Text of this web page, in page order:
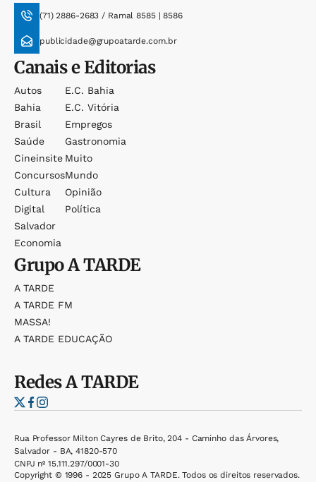
(71) 2886-2683 / Ramal 8585 | 8586
publicidade@grupoatarde.com.br
Canais e Editorias
Autos
Bahia
Brasil
Saúde
Cineinsite
Concursos
Cultura
Digital
Salvador
Economia
E.c. Bahia
E.c. Vitória
Empregos
Gastronomia
Muito
Mundo
Opinião
Política
GrupoA TARDE
A TARDE
A TARDE FM
MASSA!
A TARDE EDUCAÇÃO
RedesA TARDE
Rua Professor Milton Cayres de Brito, 204 - Caminho das Árvores,
Salvador - BA, 41820-570
CNPJ nº 15.111.297/0001-30
Copyright © 1996 - 2025 Grupo A TARDE. Todos os direitos reservados.